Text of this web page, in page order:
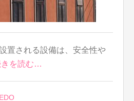
置される設備は、安全性や
きを読む…